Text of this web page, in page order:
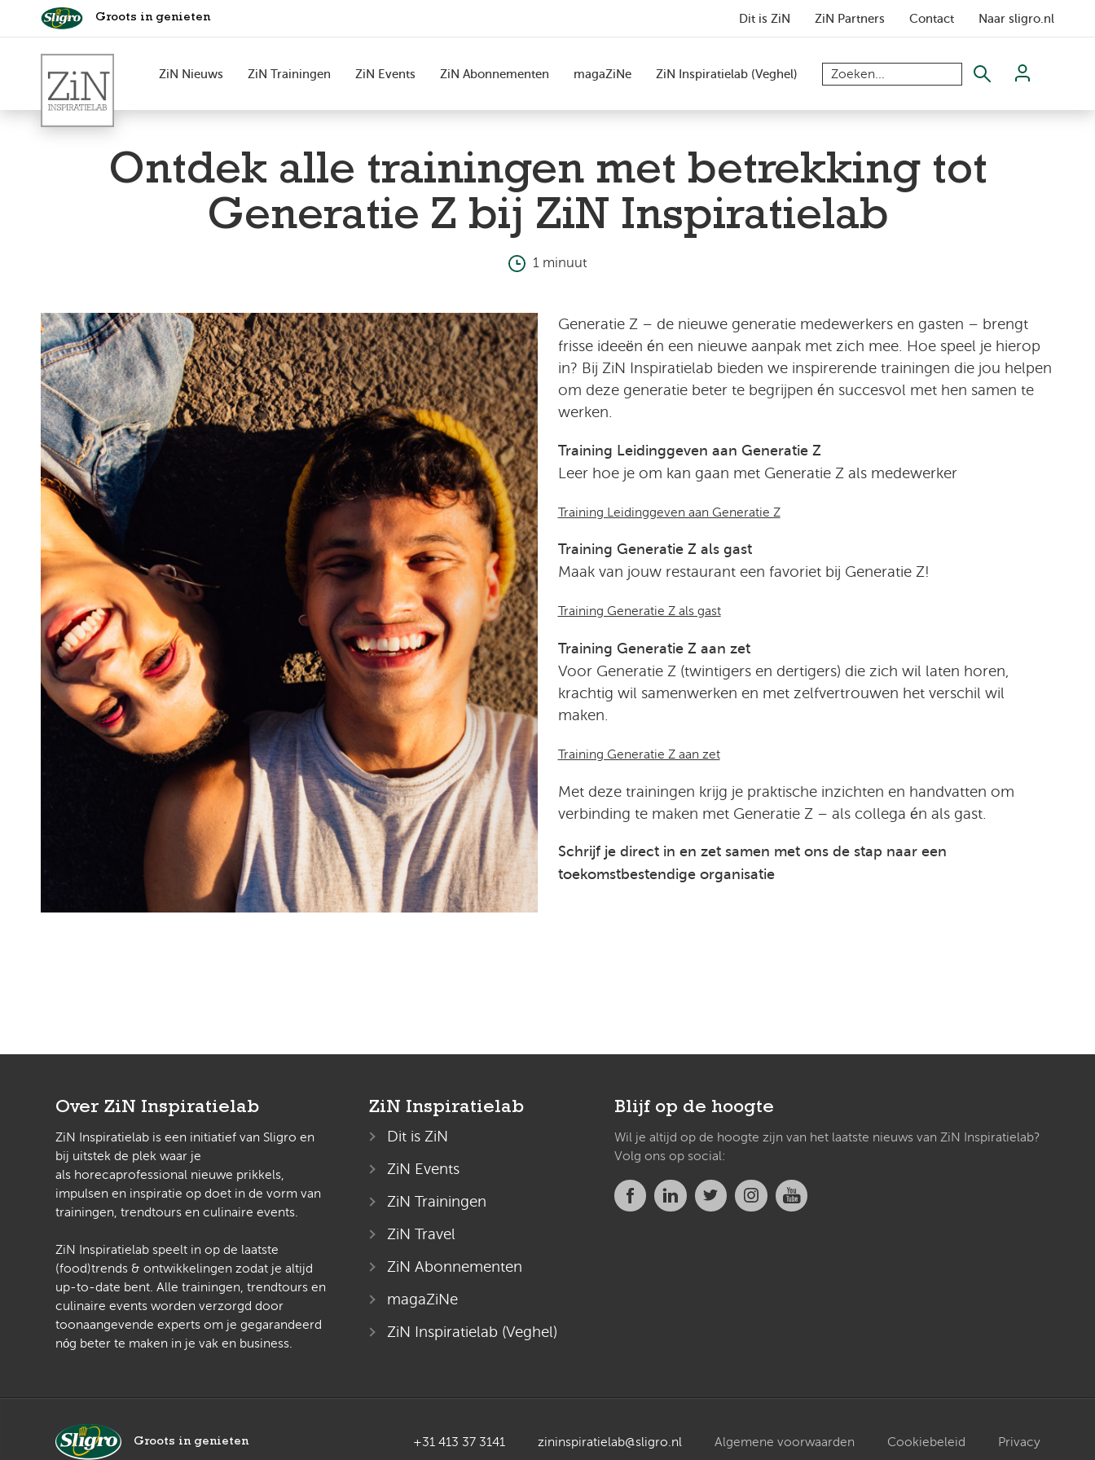
Groots in genieten Dit is ZiN ZiN Partners Contact Naar sligro.nl
ZiN Nieuws ZiN Trainingen ZiN Events ZiN Abonnementen magaZiNe ZiN Inspiratielab (Veghel)
Ontdek alle trainingen met betrekking tot
Generatie Z bij ZiN Inspiratielab
1 minuut
Generatie Z – de nieuwe generatie medewerkers en gasten – brengt
frisse ideeën én een nieuwe aanpak met zich mee. Hoe speel je hierop
in? Bij ZiN Inspiratielab bieden we inspirerende trainingen die jou helpen
om deze generatie beter te begrijpen én succesvol met hen samen te
werken.
Training Leidinggeven aan Generatie Z
Leer hoe je om kan gaan met Generatie Z als medewerker
Training Leidinggeven aan Generatie Z
Training Generatie Z als gast
Maak van jouw restaurant een favoriet bij Generatie Z!
Training Generatie Z als gast
Training Generatie Z aan zet
Voor Generatie Z (twintigers en dertigers) die zich wil laten horen,
krachtig wil samenwerken en met zelfvertrouwen het verschil wil
maken.
Training Generatie Z aan zet
Met deze trainingen krijg je praktische inzichten en handvatten om
verbinding te maken met Generatie Z – als collega én als gast.
Schrijf je direct in en zet samen met ons de stap naar een
toekomstbestendige organisatie
Over ZiN Inspiratielab
ZiN Inspiratielab is een initiatief van Sligro en
bij uitstek de plek waar je
als horecaprofessional nieuwe prikkels,
impulsen en inspiratie op doet in de vorm van
trainingen, trendtours en culinaire events.
ZiN Inspiratielab speelt in op de laatste
(food)trends & ontwikkelingen zodat je altijd
up-to-date bent. Alle trainingen, trendtours en
culinaire events worden verzorgd door
toonaangevende experts om je gegarandeerd
nóg beter te maken in je vak en business.
ZiN Inspiratielab
Dit is ZiN
ZiN Events
ZiN Trainingen
ZiN Travel
ZiN Abonnementen
magaZiNe
ZiN Inspiratielab (Veghel)
Blijf op de hoogte
Wil je altijd op de hoogte zijn van het laatste nieuws van ZiN Inspiratielab?
Volg ons op social:
Groots in genieten +31 413 37 3141 zininspiratielab@sligro.nl Algemene voorwaarden Cookiebeleid Privacy